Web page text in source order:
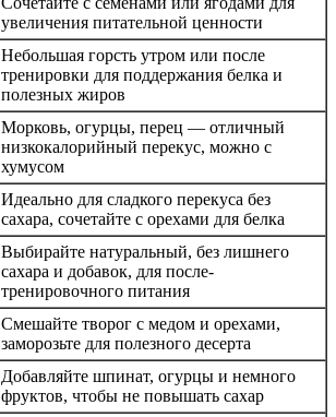
увеличения питательной ценности
Небольшая горсть утром или после
тренировки для поддержания белка и
полезных жиров
Морковь, огурцы, перец — отличный
низкокалорийный перекус, можно с
хумусом
Идеально для сладкого перекуса без
сахара, сочетайте с орехами для белка
Выбирайте натуральный, без лишнего
сахара и добавок, для после-
тренировочного питания
Смешайте творог с медом и орехами,
заморозьте для полезного десерта
Добавляйте шпинат, огурцы и немного
фруктов, чтобы не повышать сахар